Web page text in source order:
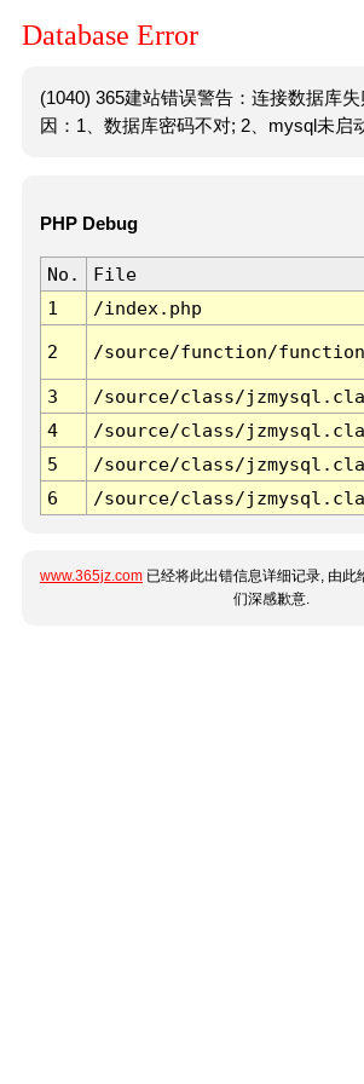
Database Error
(1040) 365建站错误警告：连接数据库
因：1、数据库密码不对; 2、mysql未启
PHP Debug
No. File
1
/index.php
2 /source/function/
3 /source/class/
4
/source/class/
5
/source/class/
6
/source/class/
www.365jz.com 已经将此出错信息详细记录, 由此
们深感歉意.